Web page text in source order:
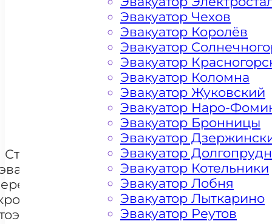
Цена от 4500 рублей
+ 100 РУБЛЕЙ ЗА КИЛОМЕТР
Стоимость
и
+7 985 222 99 01
Эвакуатор Чехов
Эвакуатор Королёв
Эвакуатор
Эвакуатор
Эвакуатор Коломна
Эвакуатор Жуковский
Эвакуатор Наро-
Эвакуатор Бронницы
Эвакуатор
Эвакуатор
Эвакуатор Котельники
Эвакуатор Лобня
Эвакуатор Лыткарино
Эвакуатор Реутов